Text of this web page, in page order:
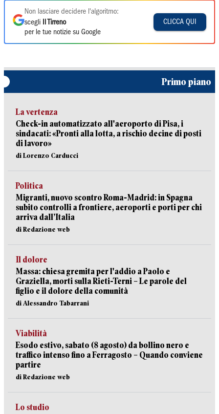
Non lasciare decidere l'algoritmo:
scegli
Il Tirreno
per le tue notizie su Google
CLICCA QUI
Primo piano
La vertenza
Check-in automatizzato all'aeroporto di Pisa, i
sindacati: «Pronti alla lotta, a rischio decine di posti
di lavoro»
di Lorenzo Carducci
Politica
Migranti, nuovo scontro Roma-Madrid: in Spagna
subito controlli a frontiere, aeroporti e porti per chi
arriva dall’Italia
di Redazione web
Il dolore
Massa: chiesa gremita per l'addio a Paolo e
Graziella, morti sulla Rieti-Terni – Le parole del
figlio e il dolore della comunità
di Alessandro Tabarrani
Viabilità
Esodo estivo, sabato (8 agosto) da bollino nero e
traffico intenso fino a Ferragosto – Quando conviene
partire
di Redazione web
Lo studio